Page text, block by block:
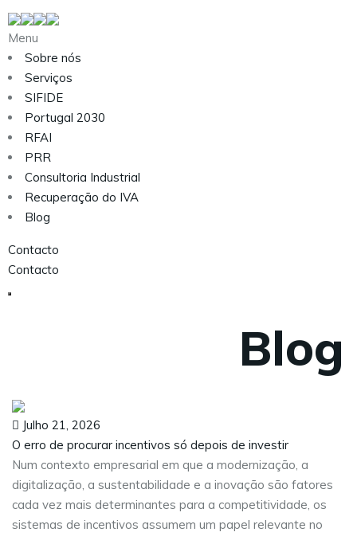
Menu
Sobre nós
Serviços
SIFIDE
Portugal 2030
RFAI
PRR
Consultoria Industrial
Recuperação do IVA
Blog
Contacto
Contacto
Blog
Julho 21, 2026
O erro de procurar incentivos só depois de investir
Num contexto empresarial em que a modernização, a
digitalização, a sustentabilidade e a inovação são fatores
cada vez mais determinantes para a competitividade, os
sistemas de incentivos assumem um papel relevante no